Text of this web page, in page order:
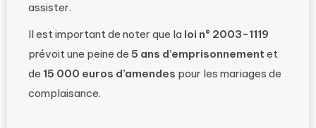
assister.
Il est important de noter que la loi n° 2003-1119
prévoit une peine de 5 ans d’emprisonnement et
de 15 000 euros d’amendes pour les mariages de
complaisance.